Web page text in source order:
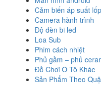
Cảm biến áp suất lốp
Camera hành trình
Độ đèn bi led
Loa Sub
Phim cách nhiệt
Phủ gầm – phủ
Đồ Chơi Ô Tô Khác
Sản Phẩm Theo